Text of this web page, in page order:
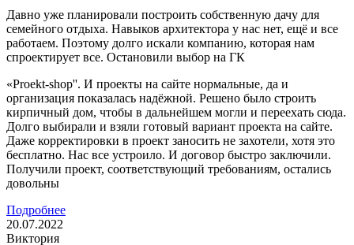
Давно уже планировали построить собственную дачу для
семейного отдыха. Навыков архитектора у нас нет, ещё и все
работаем. Поэтому долго искали компанию, которая нам
спроектирует все. Остановили выбор на ГК
«Proekt-shop''. И проекты на сайте нормальные, да и
организация показалась надёжной. Решено было строить
кирпичный дом, чтобы в дальнейшем могли и переехать сюда.
Долго выбирали и взяли готовый вариант проекта на сайте.
Даже корректировки в проект заносить не захотели, хотя это
бесплатно. Нас все устроило. И договор быстро заключили.
Получили проект, соответствующий требованиям, остались
довольны
Подробнее
20.07.2022
Виктория